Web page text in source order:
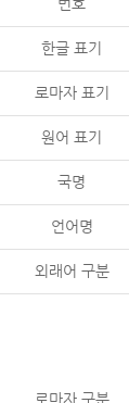
한글 표기
로마자 표기
원어 표기
국명
언어명
외래어 구분
로마자 구분